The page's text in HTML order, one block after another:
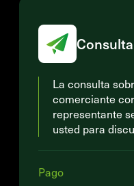
La consulta
comerciante
representante
usted para
Pago